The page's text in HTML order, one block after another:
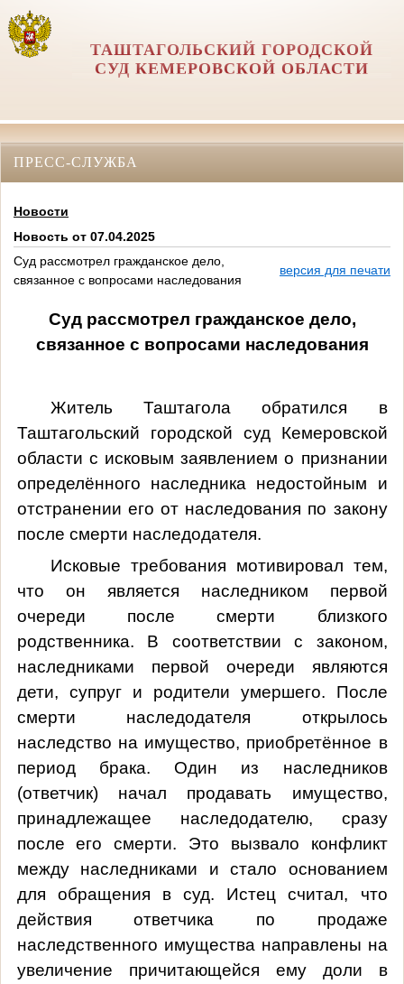
ТАШТАГОЛЬСКИЙ ГОРОДСКОЙ
СУД КЕМЕРОВСКОЙ ОБЛАСТИ
ПРЕСС-СЛУЖБА
Новости
Новость от 07.04.2025
Суд рассмотрел гражданское дело,
связанное с вопросами наследования
версия для печати
Суд рассмотрел гражданское дело,
связанное с вопросами наследования
Житель Таштагола обратился в
Таштагольский городской суд Кемеровской
области с исковым заявлением о признании
определённого наследника недостойным и
отстранении его от наследования по закону
после смерти наследодателя.
Исковые требования мотивировал тем,
что он является наследником первой
очереди после смерти близкого
родственника. В соответствии с законом,
наследниками первой очереди являются
дети, супруг и родители умершего. После
смерти наследодателя открылось
наследство на имущество, приобретённое в
период брака. Один из наследников
(ответчик) начал продавать имущество,
принадлежащее наследодателю, сразу
после его смерти. Это вызвало конфликт
между наследниками и стало основанием
для обращения в суд. Истец считал, что
действия ответчика по продаже
наследственного имущества направлены на
увеличение причитающейся ему доли в